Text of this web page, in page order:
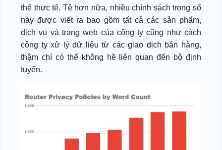
thể thực tế. Tệ hơn nữa, nhiều chính sách trong số
này được viết ra bao gồm tất cả các sản phẩm,
dịch vụ và trang web của công ty cũng như cách
công ty xử lý dữ liệu từ các giao dịch bán hàng,
thậm chí có thể không hề liên quan đến bộ định
tuyến.